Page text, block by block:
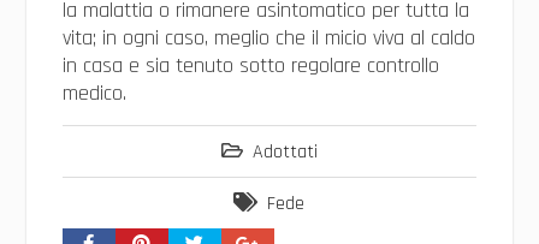
la malattia o rimanere asintomatico per tutta la
vita; in ogni caso, meglio che il micio viva al caldo
in casa e sia tenuto sotto regolare controllo
medico.
Adottati
Fede